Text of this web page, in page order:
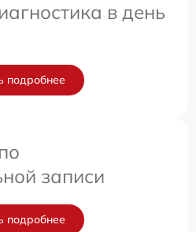
в день
подробнее
записи
подробнее